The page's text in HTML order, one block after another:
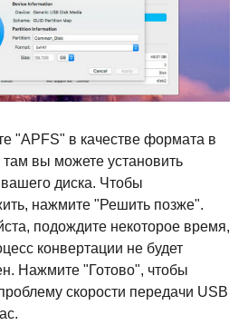
"APFS" в качестве формата в
вы можете установить
диска. Чтобы
нажмите "Решить позже".
подождите некоторое время,
конвертации не будет
Нажмите "Готово", чтобы
скорости передачи USB